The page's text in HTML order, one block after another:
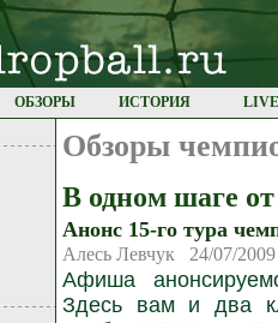
ОБЗОРЫ ИСТОРИЯ
Обзоры
В одном шаге от
Анонс 15-го тура
Алесь Левчук 24/07/2009
Афиша
Здесь вам и два